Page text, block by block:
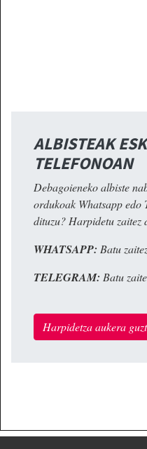
ALBISTEAK
TELEFONOAN
Debagoieneko albiste
ordukoak Whatsapp edo
dituzu? Harpidetu zaitez
WHATSAPP: Batu
TELEGRAM: Batu
Harpidetza aukera